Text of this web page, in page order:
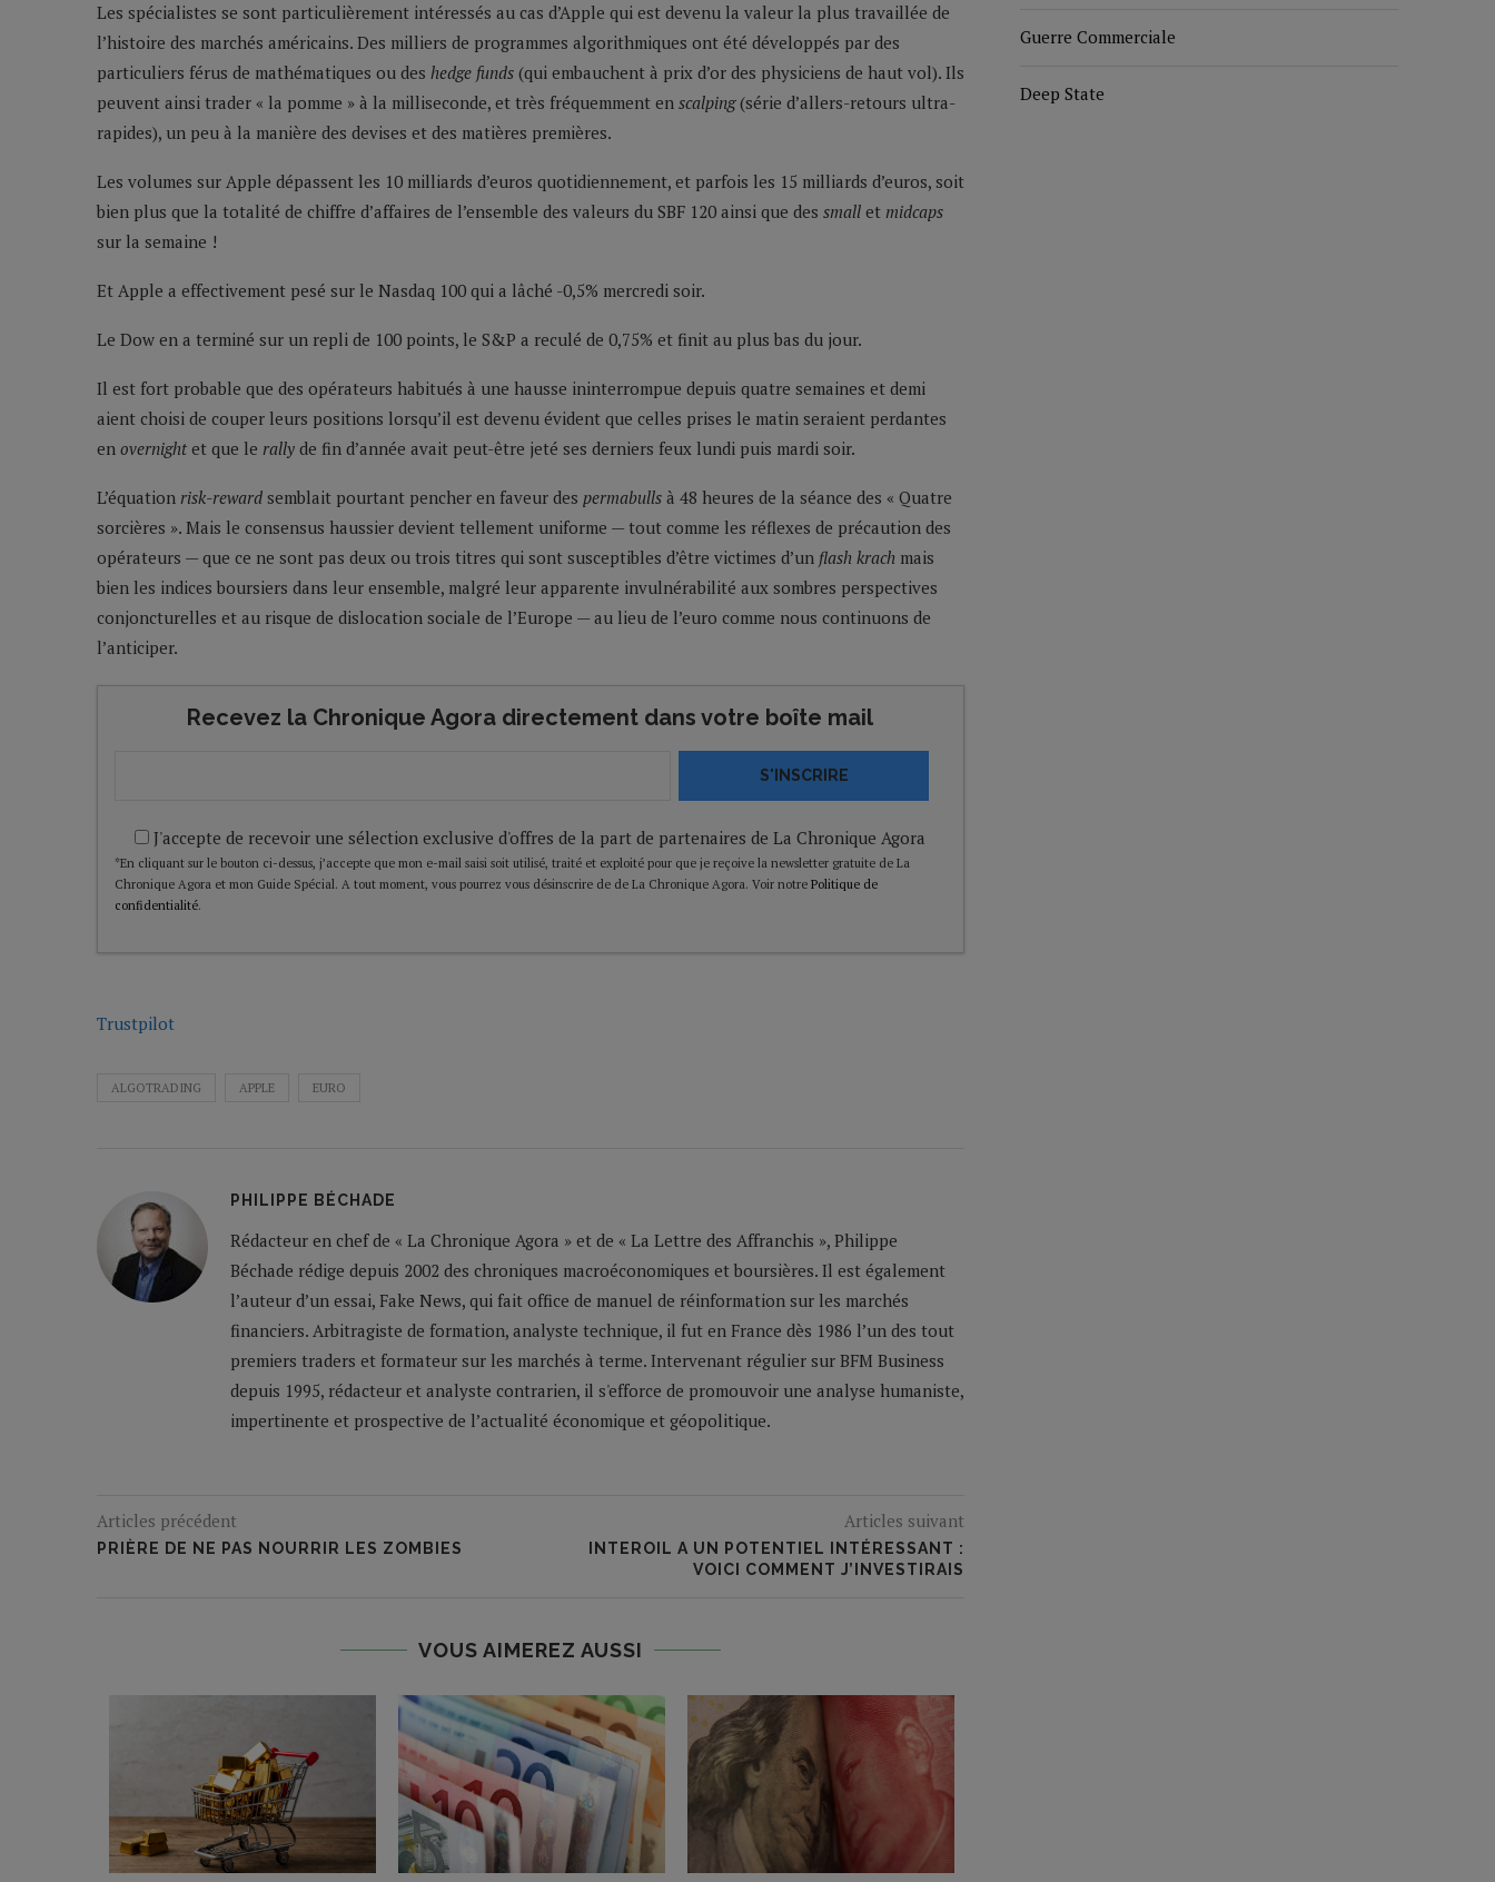
Les spécialistes se sont particulièrement intéressés au cas d’Apple qui est devenu la valeur la plus travaillée de
l’histoire des marchés américains. Des milliers de programmes algorithmiques ont été développés par des
particuliers férus de mathématiques ou des hedge funds (qui embauchent à prix d’or des physiciens de haut vol). Ils
peuvent ainsi trader « la pomme » à la milliseconde, et très fréquemment en scalping(série d’allers-retours ultra-
rapides), un peu à la manière des devises et des matières premières.
Les volumes sur Apple dépassent les 10 milliards d’euros quotidiennement, et parfois les 15 milliards d’euros, soit
bien plus que la totalité de chiffre d’affaires de l’ensemble des valeurs du SBF 120 ainsi que des small et midcaps
sur la semaine !
Et Apple a effectivement pesé sur le Nasdaq 100 qui a lâché -0,5% mercredi soir.
Le Dow en a terminé sur un repli de 100 points, le S&P a reculé de 0,75% et finit au plus bas du jour.
Il est fort probable que des opérateurs habitués à une hausse ininterrompue depuis quatre semaines et demi
aient choisi de couper leurs positions lorsqu’il est devenu évident que celles prises le matin seraient perdantes
en overnight et que le rally de fin d’année avait peut-être jeté ses derniers feux lundi puis mardi soir.
L’équation risk-reward semblait pourtant pencher en faveur des permabulls à 48 heures de la séance des « Quatre
sorcières ». Mais le consensus haussier devient tellement uniforme — tout comme les réflexes de précaution des
opérateurs — que ce ne sont pas deux ou trois titres qui sont susceptibles d’être victimes d’un flash krach mais
bien les indices boursiers dans leur ensemble, malgré leur apparente invulnérabilité aux sombres perspectives
conjoncturelles et au risque de dislocation sociale de l’Europe — au lieu de l’euro comme nous continuons de
l’anticiper.
Recevez la Chronique Agora directement dans votre boîte mail
S'INSCRIRE
J'accepte de recevoir une sélection exclusive d'offres de la part de partenaires de La Chronique Agora
*En cliquant sur le bouton ci-dessus, j’accepte que mon e-mail saisi soit utilisé, traité et exploité pour que je reçoive la newsletter gratuite de La
Chronique Agora et mon Guide Spécial. A tout moment, vous pourrez vous désinscrire de de La Chronique Agora. Voir notre Politique de
confidentialité.
Trustpilot
ALGOTRADING APPLE EURO
PHILIPPE BÉCHADE
Rédacteur en chef de « La Chronique Agora » et de « La Lettre des Affranchis », Philippe
Béchade rédige depuis 2002 des chroniques macroéconomiques et boursières. Il est également
l’auteur d’un essai, Fake News, qui fait office de manuel de réinformation sur les marchés
financiers. Arbitragiste de formation, analyste technique, il fut en France dès 1986 l’un des tout
premiers traders et formateur sur les marchés à terme. Intervenant régulier sur BFM Business
depuis 1995, rédacteur et analyste contrarien, il s'efforce de promouvoir une analyse humaniste,
impertinente et prospective de l’actualité économique et géopolitique.
Articles précédent
PRIÈRE DE NE PAS NOURRIR LES ZOMBIES
Articles suivant
INTEROIL A UN POTENTIEL INTÉRESSANT :
VOICI COMMENT J’INVESTIRAIS
VOUS AIMEREZ AUSSI
Guerre Commerciale
Deep State